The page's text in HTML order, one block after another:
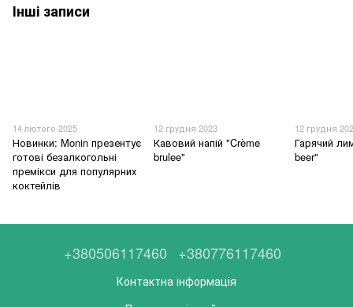
Інші записи
14 лютого 2025
Новинки: Monin презентує
готові безалкогольні
премікси для популярних
коктейлів
12 грудня 2023
Кавовий напій "Crème
brulee"
12 грудня
Гарячий
beer"
+380506117460 +380776117460
Контактна інформація